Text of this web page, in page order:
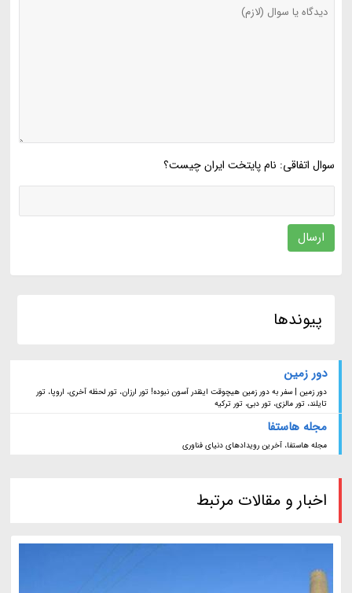
سوال اتفاقی: نام پایتخت ایران چیست؟
ارسال
پیوندها
دور زمین
دور زمین | سفر به دور زمین هیچوقت اینقدر آسون نبوده! تور ارزان، تور لحظه آخری، اروپا، تور
تایلند، تور مالزی، تور دبی، تور ترکیه
مجله هاستفا
مجله هاستفا، آخرین رویدادهای دنیای فناوری
اخبار و مقالات مرتبط